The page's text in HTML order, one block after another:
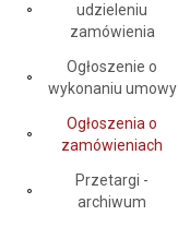
udzieleniu
zamówienia
Ogłoszenie o
wykonaniu umowy
Ogłoszenia o
zamówieniach
Przetargi -
archiwum